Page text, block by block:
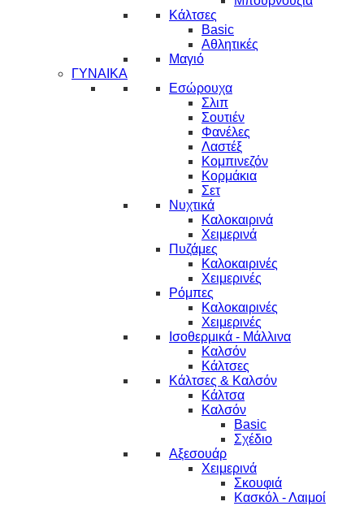
Κάλτσες
Basic
Αθλητικές
Μαγιό
ΓΥΝΑΙΚΑ
Εσώρουχα
Σλιπ
Σουτιέν
Φανέλες
Λαστέξ
Κομπινεζόν
Κορμάκια
Σετ
Νυχτικά
Καλοκαιρινά
Χειμερινά
Πυζάμες
Καλοκαιρινές
Χειμερινές
Ρόμπες
Καλοκαιρινές
Χειμερινές
Ισοθερμικά - Μάλλινα
Καλσόν
Κάλτσες
Κάλτσες & Καλσόν
Κάλτσα
Καλσόν
Basic
Σχέδιο
Αξεσουάρ
Χειμερινά
Σκουφιά
Κασκόλ - Λαιμοί